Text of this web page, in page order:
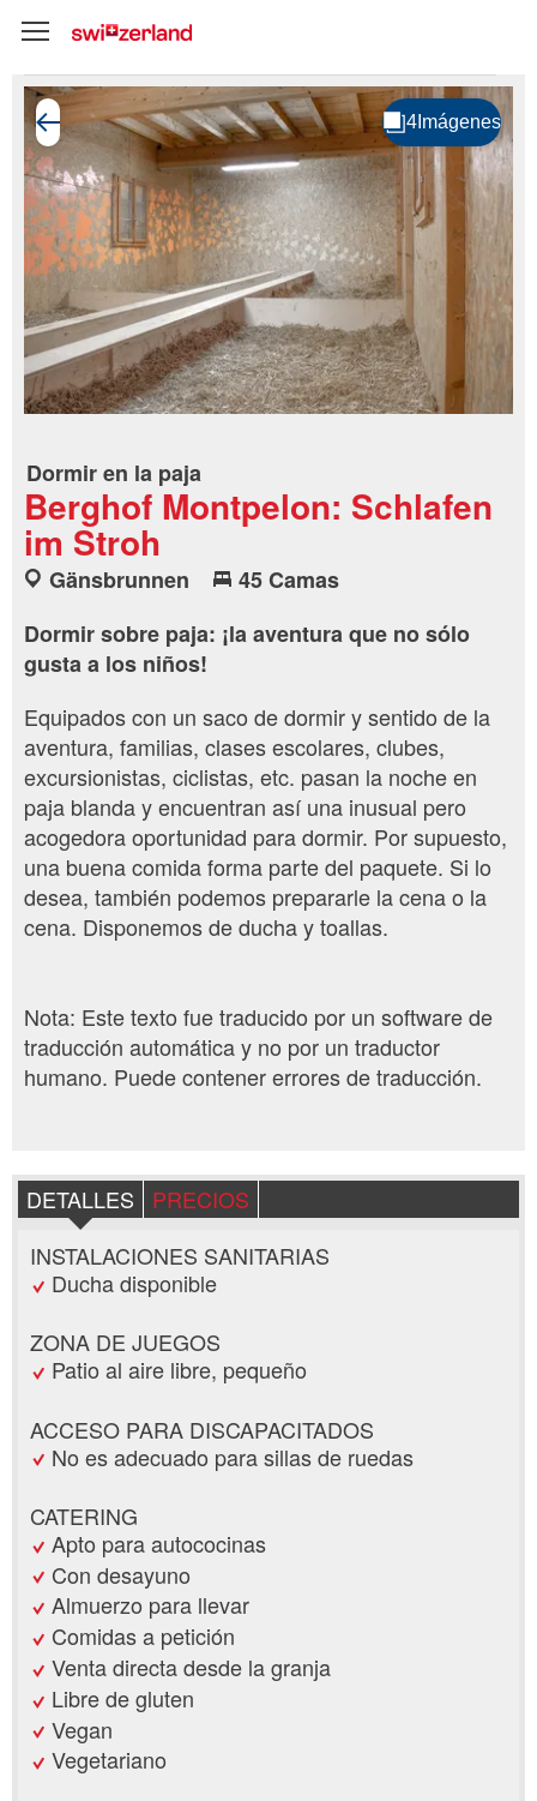
Dormir en la paja
Berghof Montpelon: Schlafen
im Stroh
Gänsbrunnen
45 Camas
Dormir sobre paja: ¡la aventura que no sólo
gusta a los niños!
Equipados con un saco de dormir y sentido de la
aventura, familias, clases escolares, clubes,
excursionistas, ciclistas, etc. pasan la noche en
paja blanda y encuentran así una inusual pero
acogedora oportunidad para dormir. Por supuesto,
una buena comida forma parte del paquete. Si lo
desea, también podemos prepararle la cena o la
cena. Disponemos de ducha y toallas.
Nota: Este texto fue traducido por un software de
traducción automática y no por un traductor
humano. Puede contener errores de traducción.
DETALLES
PRECIOS
INSTALACIONES SANITARIAS
Ducha disponible
ZONA DE JUEGOS
Patio al aire libre, pequeño
ACCESO PARA DISCAPACITADOS
No es adecuado para sillas de ruedas
CATERING
Apto para autococinas
Con desayuno
Almuerzo para llevar
Comidas a petición
Venta directa desde la granja
Libre de gluten
Vegan
Vegetariano